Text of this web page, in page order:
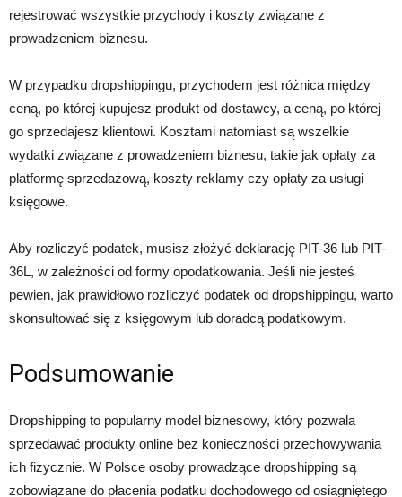
rejestrować wszystkie przychody i koszty związane z
prowadzeniem biznesu.
W przypadku dropshippingu, przychodem jest różnica między
ceną, po której kupujesz produkt od dostawcy, a ceną, po której
go sprzedajesz klientowi. Kosztami natomiast są wszelkie
wydatki związane z prowadzeniem biznesu, takie jak opłaty za
platformę sprzedażową, koszty reklamy czy opłaty za usługi
księgowe.
Aby rozliczyć podatek, musisz złożyć deklarację PIT-36 lub PIT-
36L, w zależności od formy opodatkowania. Jeśli nie jesteś
pewien, jak prawidłowo rozliczyć podatek od dropshippingu, warto
skonsultować się z księgowym lub doradcą podatkowym.
Podsumowanie
Dropshipping to popularny model biznesowy, który pozwala
sprzedawać produkty online bez konieczności przechowywania
ich fizycznie. W Polsce osoby prowadzące dropshipping są
zobowiązane do płacenia podatku dochodowego od osiągniętego